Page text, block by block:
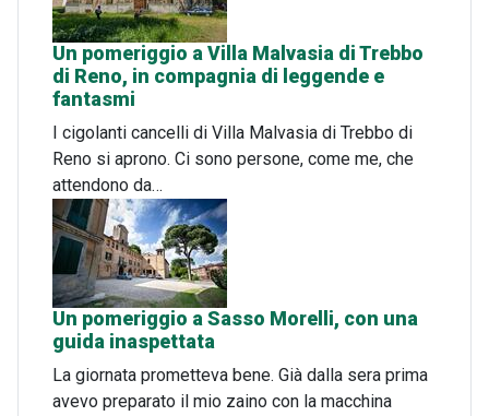
Un pomeriggio a Villa Malvasia di Trebbo
di Reno, in compagnia di leggende e
fantasmi
I cigolanti cancelli di Villa Malvasia di Trebbo di
Reno si aprono. Ci sono persone, come me, che
attendono da…
Un pomeriggio a Sasso Morelli, con una
guida inaspettata
La giornata prometteva bene. Già dalla sera prima
avevo preparato il mio zaino con la macchina